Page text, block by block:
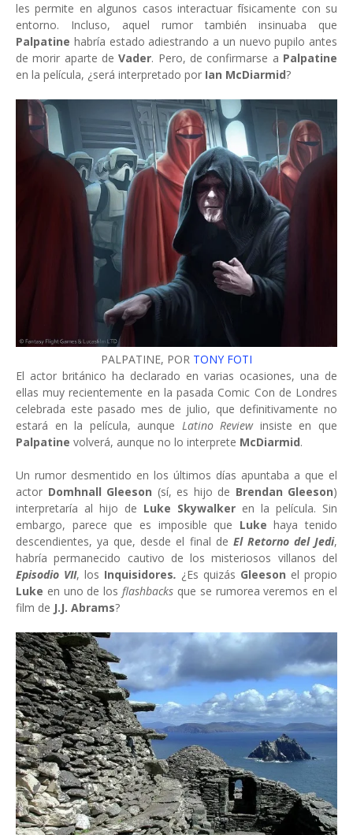
les permite en algunos casos interactuar físicamente con su
entorno. Incluso, aquel rumor también insinuaba que
Palpatine habría estado adiestrando a un nuevo pupilo antes
de morir aparte deVader. Pero, de confirmarse a Palpatine
en la película, ¿será interpretado por Ian McDiarmid?
PALPATINE, POR TONY FOTI
El actor británico ha declarado en varias ocasiones, una de
ellas muy recientemente en la pasada Comic Con de Londres
celebrada este pasado mes de julio, que definitivamente no
estará en la película, aunque Latino Review insiste en que
Palpatine volverá, aunque no lo interprete McDiarmid.
Un rumor desmentido en los últimos días apuntaba a que el
actor Domhnall Gleeson (sí, es hijo de Brendan Gleeson)
interpretaría al hijo de Luke Skywalker en la película. Sin
embargo, parece que es imposible que Lukehaya tenido
descendientes, ya que, desde el final de El Retorno del Jedi,
habría permanecido cautivo de los misteriosos villanos del
Episodio VII, los Inquisidores. ¿Es quizás Gleeson el propio
Luke en uno de losflashbacks que se rumorea veremos en el
film de J.J. Abrams?